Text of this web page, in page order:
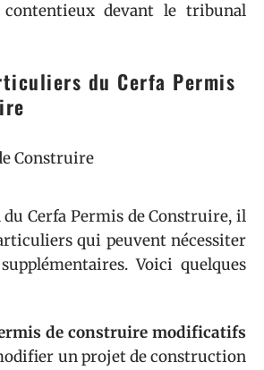
devant le tribunal
du Cerfa Permis
Cerfa Permis de Construire, il
qui peuvent nécessiter
Voici quelques
de construire modificatifs
un projet de construction